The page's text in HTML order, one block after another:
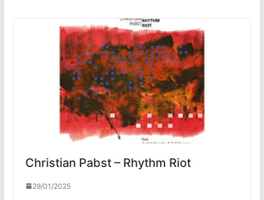
Christian Pabst – Rhythm Riot
29/01/2025